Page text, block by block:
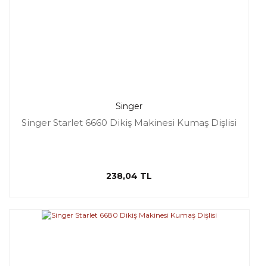
Singer
Singer Starlet 6660 Dikiş Makinesi Kumaş Dişlisi
238,04 TL